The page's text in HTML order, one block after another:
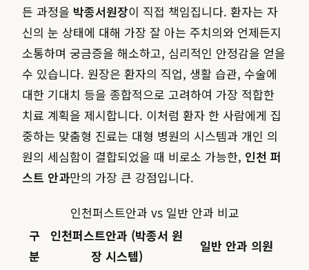
든 과정을 박종서원장이 직접 책임집니다. 환자는 자
신의 눈 상태에 대해 가장 잘 아는 주치의와 언제든지
소통하며 궁금증을 해소하고, 심리적인 안정감을 얻을
수 있습니다. 원장은 환자의 직업, 생활 습관, 수술에
대한 기대치 등을 종합적으로 고려하여 가장 적합한
치료 계획을 제시합니다. 이처럼 환자 한 사람에게 집
중하는 맞춤형 진료는 대형 병원의 시스템과 개인 의
원의 세심함이 결합되었을 때 비로소 가능한, 인천 퍼
스트 안과만의 가장 큰 강점입니다.
인천퍼스트안과 vs 일반 안과 비교
구
분
인천퍼스트안과 (박종서 원
장 시스템)
일반 안과 의원